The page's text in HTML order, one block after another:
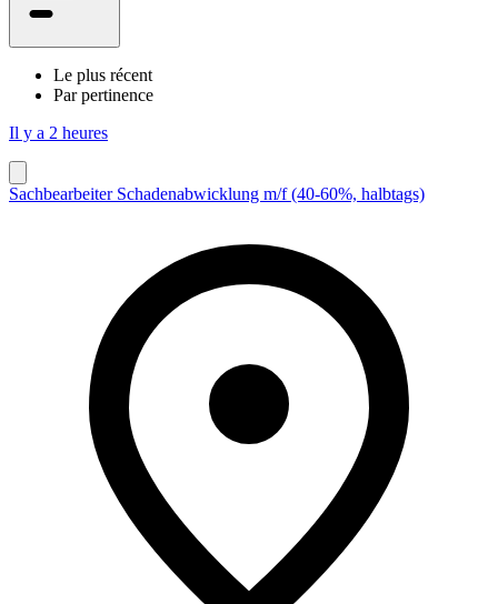
Le plus récent
Par pertinence
Il y a 2 heures
Sachbearbeiter Schadenabwicklung m/f (40-60%, halbtags)